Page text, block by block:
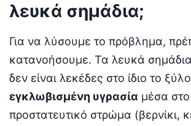
λευκά σημάδια;
Για να λύσουμε το πρόβλημα,
κατανοήσουμε. Τα λευκά
δεν είναι λεκέδες στο ίδιο το
εγκλωβισμένη υγρασία μέσα στο
προστατευτικό στρώμα (βερνίκι,